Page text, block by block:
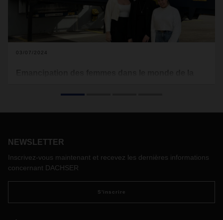
03/07/2024
majoritairement masculine à l'échelle mondiale, la situation
Esther Altenhofen, HR Manager de l’agence de DACHSER à
NEWSLETTER
Inscrivez-vous maintenant et recevez les dernières informations
concernant DACHSER
S'inscrire